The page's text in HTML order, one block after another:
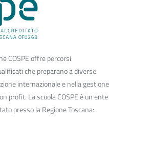
COSPE offre percorsi
che preparano a diverse
internazionale e nella gestione
profit. La scuola COSPE è un ente
presso la Regione Toscana: